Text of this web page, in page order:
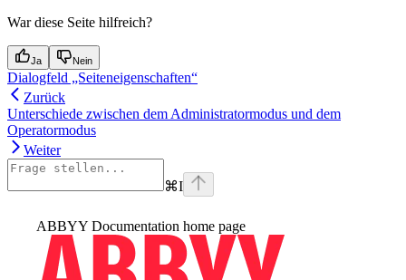
War diese Seite hilfreich?
Ja Nein
Dialogfeld „Seiteneigenschaften“
Zurück
Unterschiede zwischen dem Administratormodus und dem
Operatormodus
Weiter
⌘I
ABBYY Documentation home page